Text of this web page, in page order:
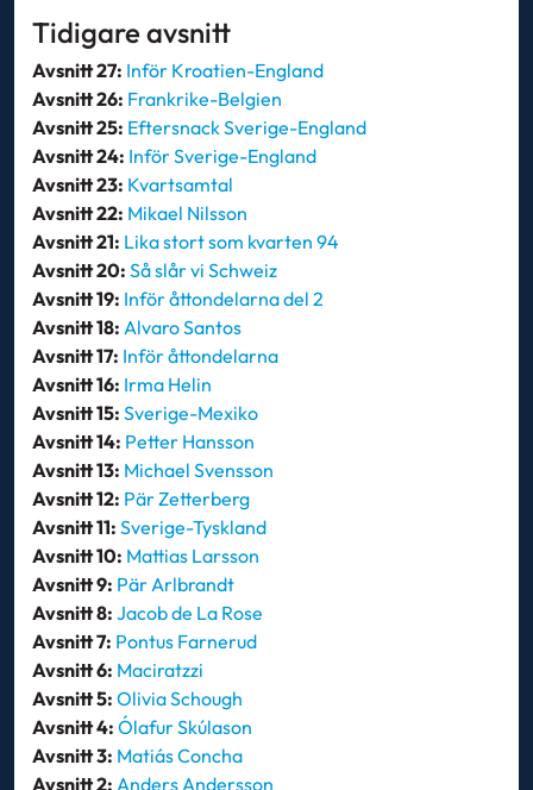
Tidigare avsnitt
Avsnitt 27: Inför Kroatien-England
Avsnitt 26: Frankrike-Belgien
Avsnitt 25: Eftersnack Sverige-England
Avsnitt 24: Inför Sverige-England
Avsnitt 23: Kvartsamtal
Avsnitt 22: Mikael Nilsson
Avsnitt 21: Lika stort som kvarten 94
Avsnitt 20: Så slår vi Schweiz
Avsnitt 19: Inför åttondelarna del 2
Avsnitt 18: Alvaro Santos
Avsnitt 17: Inför åttondelarna
Avsnitt 16: Irma Helin
Avsnitt 15: Sverige-Mexiko
Avsnitt 14: Petter Hansson
Avsnitt 13: Michael Svensson
Avsnitt 12: Pär Zetterberg
Avsnitt 11: Sverige-Tyskland
Avsnitt 10: Mattias Larsson
Avsnitt 9: Pär Arlbrandt
Avsnitt 8: Jacob de La Rose
Avsnitt 7: Pontus Farnerud
Avsnitt 6: Maciratzzi
Avsnitt 5: Olivia Schough
Avsnitt 4: Ólafur Skúlason
Avsnitt 3: Matiás Concha
Avsnitt 2: Anders Andersson